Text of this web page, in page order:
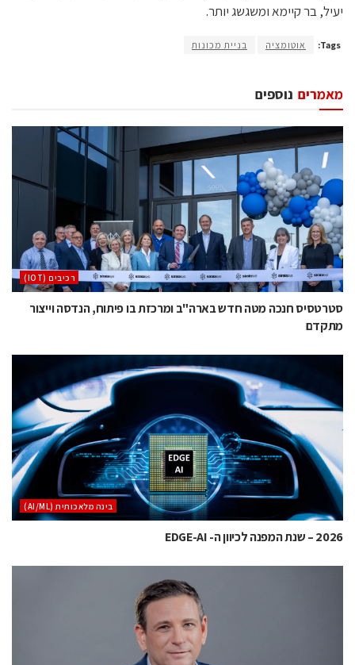
יעיל, בר קיימא ומשגשג יותר.
Tags: אוטומציה בניית מכונות
נוספים מאמרים
‫רכיבים‬ (IOT)
סטרטסיס חנכה מטה חדש בארה"ב ומרכזת בו פיתוח, הנדסה וייצור
מתקדם
בינה מלאכותית (AI/ML)
2026 – שנת המפנה לכיוון ה- EDGE-AI